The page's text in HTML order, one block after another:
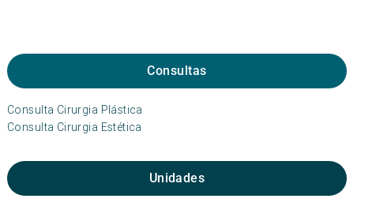
Consultas
Consulta Cirurgia Plástica
Consulta Cirurgia Estética
Unidades